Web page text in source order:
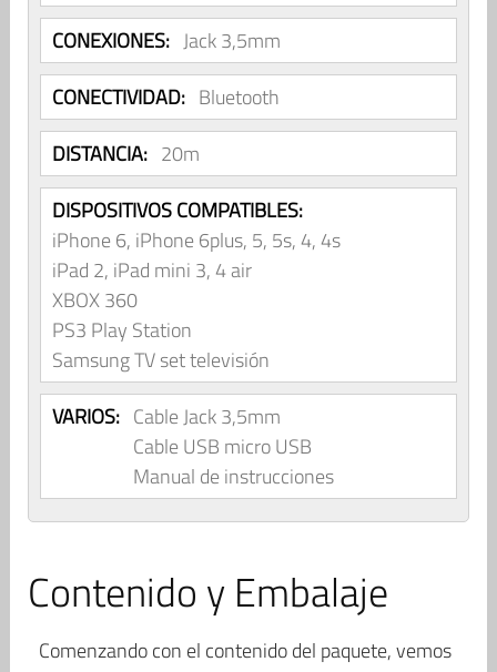
CONEXIONES: Jack 3,5mm
CONECTIVIDAD: Bluetooth
DISTANCIA: 20m
DISPOSITIVOS COMPATIBLES:
iPhone 6, iPhone 6plus, 5, 5s, 4, 4s
iPad 2, iPad mini 3, 4 air
XBOX 360
PS3 Play Station
Samsung TV set televisión
VARIOS: Cable Jack 3,5mm
Cable USB micro USB
Manual de instrucciones
Contenido y Embalaje
Comenzando con el contenido del paquete, vemos